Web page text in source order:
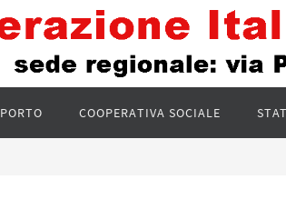
PORTO COOPERATIVA SOCIALE